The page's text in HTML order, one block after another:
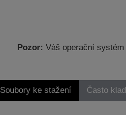
Pozor: Váš operační
Soubory ke stažení Často